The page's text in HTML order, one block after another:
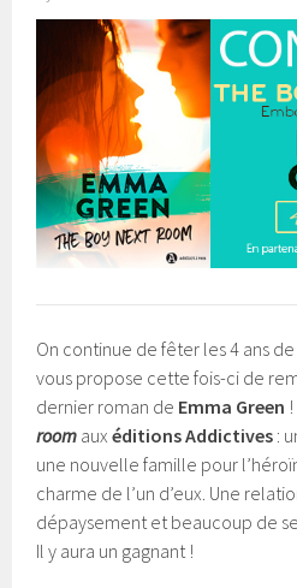
On continue de fêter les 4 ans
vous propose cette fois-ci de
dernier roman de Emma Green !
room auxéditions Addictives :
une nouvelle famille pour
charme de l’un d’eux. Une
dépaysement et beaucoup de
Il y aura un gagnant !